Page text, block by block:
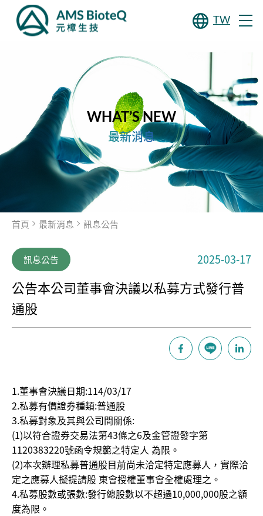
TW
WHAT’S NEW
最新消息
首頁 最新消息 訊息公告
訊息公告 2025-03-17
公告本公司董事會決議以私募方式發行普
通股
1.董事會決議日期:114/03/17
2.私募有價證券種類:普通股
3.私募對象及其與公司間關係:
(1)以符合證券交易法第43條之6及金管證發字第
1120383220號函令規範之特定人 為限。
(2)本次辦理私募普通股目前尚未洽定特定應募人，實際洽
定之應募人擬提請股 東會授權董事會全權處理之。
4.私募股數或張數:發行總股數以不超過10,000,000股之額
度為限。